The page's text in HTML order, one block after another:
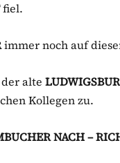
fiel.
immer noch auf
alte
Kollegen zu.
NACH –